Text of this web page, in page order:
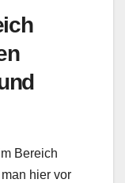
Bereich
hier vor